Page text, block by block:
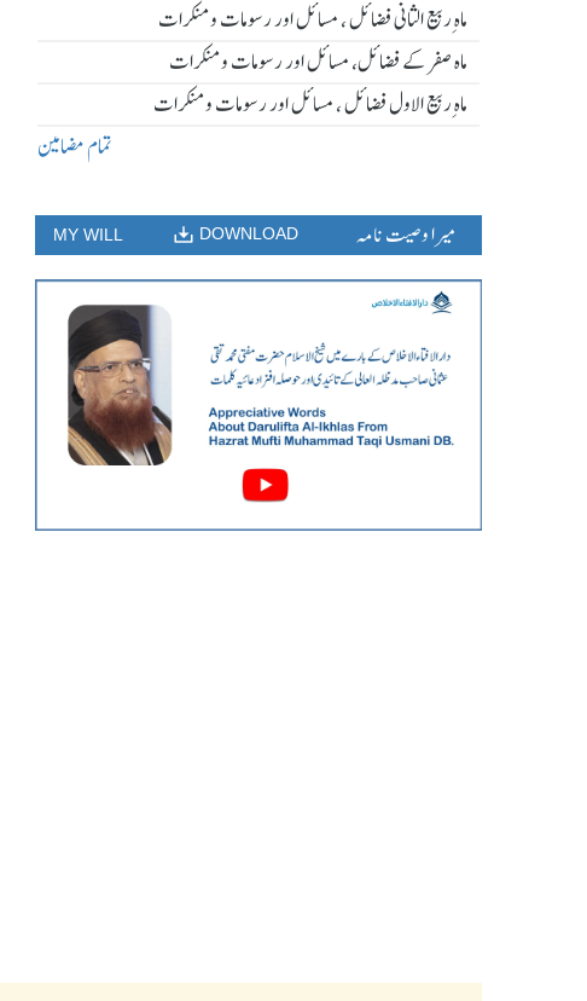
ماہ ِربیع الثانی فضائل ، مسائل اور رسومات و منکرات
ماہ صفر کے فضائل، مسائل اور رسومات و منکرات
ماہ ِربیع الاول فضائل ، مسائل اور رسومات و منکرات
تمام مضامین
MY WILL DOWNLOAD میرا وصیت نامہ